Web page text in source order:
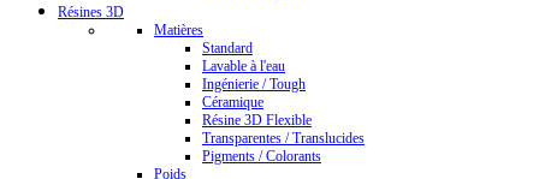
Résines 3D
Matières
Standard
Lavable à l'eau
Ingénierie / Tough
Céramique
Résine 3D Flexible
Transparentes / Translucides
Pigments / Colorants
Poids